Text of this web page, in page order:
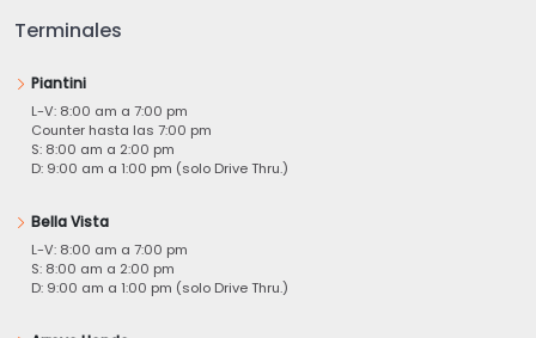
Terminales
Piantini
L-V: 8:00 am a 7:00 pm
Counter hasta las 7:00 pm
S: 8:00 am a 2:00 pm
D: 9:00 am a 1:00 pm (solo Drive Thru.)
Bella Vista
L-V: 8:00 am a 7:00 pm
S: 8:00 am a 2:00 pm
D: 9:00 am a 1:00 pm (solo Drive Thru.)